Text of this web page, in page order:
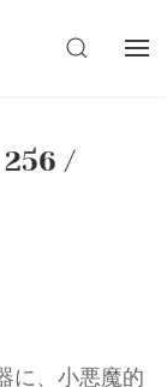
SEARCH
/
に、小悪魔的